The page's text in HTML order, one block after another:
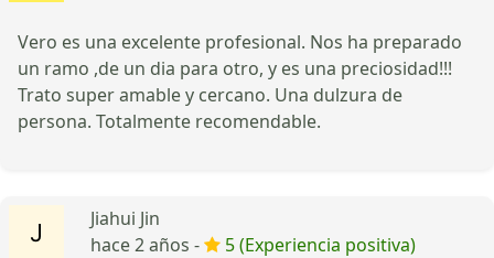
Vero es una excelente profesional. Nos ha preparado
un ramo ,de un dia para otro, y es una preciosidad!!!
Trato super amable y cercano. Una dulzura de
persona. Totalmente recomendable.
Jiahui Jin
hace 2 años -
5 (Experiencia positiva)